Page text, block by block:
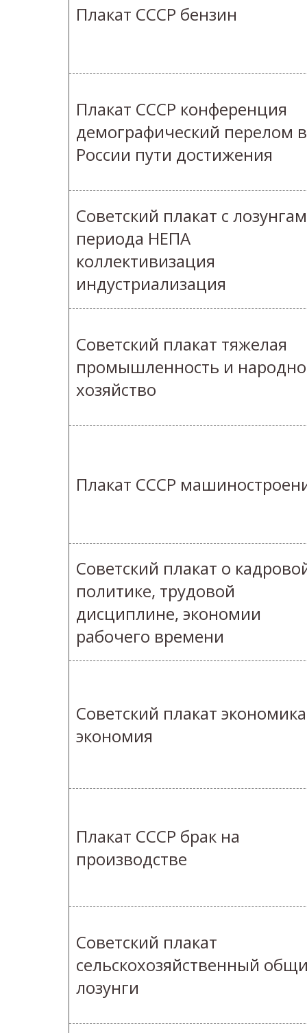
Плакат СССР бензин
Плакат СССР конференция
демографический перелом в
России пути достижения
Советский плакат с
периода НЕПА
коллективизация
индустриализация
Советский плакат тяжелая
промышленность и
хозяйство
Плакат СССР
Советский плакат о
политике, трудовой
дисциплине, экономии
рабочего времени
Советский плакат
экономия
Плакат СССР брак на
производстве
Советский плакат
сельскохозяйственный
лозунги